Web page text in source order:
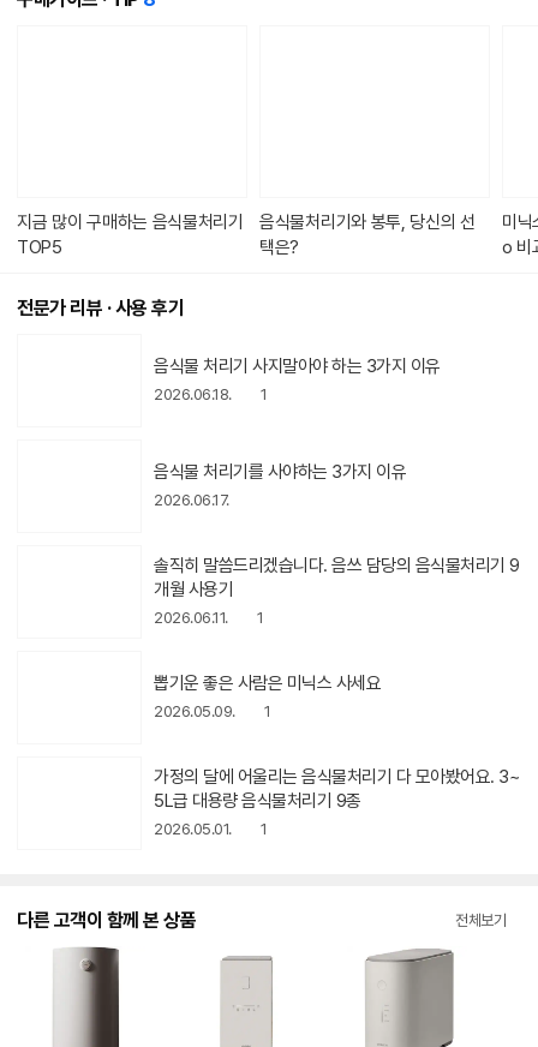
일반 반찬 종류, 떡, 치킨뼈, 망고씨, 과일 껍질 등등 넣어본 결과! 3L 꽉 채워
서 넣어도
지금 많이 구매하는 음식물처리기
TOP5
음식물처리기와 봉투, 당신의 선
택은?
미
o 비
전문가 리뷰 · 사용 후기
음식물 처리기 사지말아야 하는 3가지 이유
2026.06.18. 1
음식물 처리기를 사야하는 3가지 이유
2026.06.17.
솔직히 말씀드리겠습니다. 음쓰 담당의 음식물처리기 9
개월 사용기
2026.06.11. 1
뽑기운 좋은 사람은 미닉스 사세요
2026.05.09. 1
가정의 달에 어울리는 음식물처리기 다 모아봤어요. 3~
5L급 대용량 음식물처리기 9종
2026.05.01. 1
다른 고객이 함께 본 상품 전체보기